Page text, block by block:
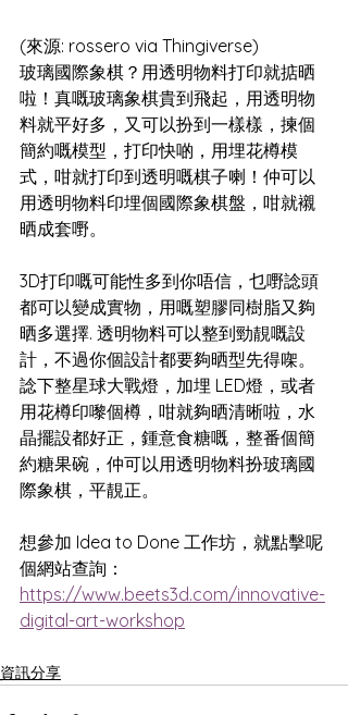
(來源: rossero via Thingiverse)
玻璃國際象棋？用透明物料打印就掂晒
啦！真嘅玻璃象棋貴到飛起，用透明物
料就平好多，又可以扮到一樣樣，揀個
簡約嘅模型，打印快啲，用埋花樽模
式，咁就打印到透明嘅棋子喇！仲可以
用透明物料印埋個國際象棋盤，咁就襯
晒成套嘢。
3D打印嘅可能性多到你唔信，乜嘢諗頭
都可以變成實物，用嘅塑膠同樹脂又夠
晒多選擇. 透明物料可以整到勁靚嘅設
計，不過你個設計都要夠晒型先得㗎。
諗下整星球大戰燈，加埋 LED燈，或者
用花樽印嚟個樽，咁就夠晒清晰啦，水
晶擺設都好正，鍾意食糖嘅，整番個簡
約糖果碗，仲可以用透明物料扮玻璃國
際象棋，平靚正。
想參加 Idea to Done 工作坊，就點擊呢
個網站查詢：
https://www.beets3d.com/innovative-
digital-art-workshop
資訊分享